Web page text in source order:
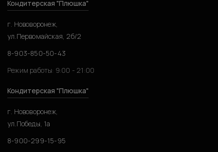
Кондитерская "Плюшка"
г. Нововоронеж,
ул.Первомайская, 2б/2
8-903-850-50-43
Режим работы: 9:00 - 21:00
Кондитерская "Плюшка"
г. Нововоронеж,
ул.Победы, 1а
8-900-299-15-95